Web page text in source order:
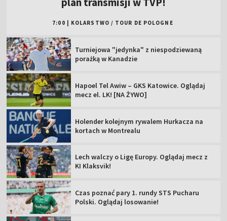
7:00 KOLARSTWO / TOUR DE POLOGNE
Turniejowa "jedynka" z niespodziewaną
porażką w Kanadzie
Hapoel Tel Awiw – GKS Katowice. Oglądaj
mecz el. LK! [NA ŻYWO]
Holender kolejnym rywalem Hurkacza na
kortach w Montrealu
Lech walczy o Ligę Europy. Oglądaj mecz z
KI Klaksvik!
Czas poznać pary 1. rundy STS Pucharu
Polski. Oglądaj losowanie!